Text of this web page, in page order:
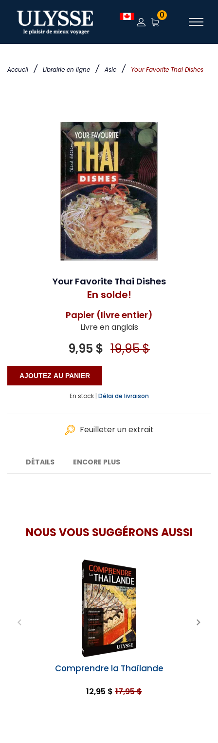
Accueil / Librairie en ligne / Asie / Your Favorite Thai Dishes
0
Your Favorite Thai Dishes
En solde!
Papier (livre entier)
Livre en anglais
9,95 $ 19,95 $
En stock | Délai de livraison
Feuilleter un extrait
DÉTAILS ENCORE PLUS
NOUS VOUS SUGGÉRONS AUSSI
Comprendre la Thaïlande
12,95 $ 17,95 $